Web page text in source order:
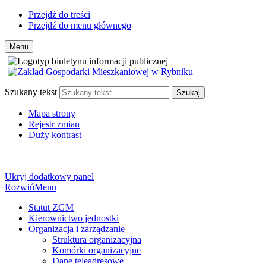
Przejdź do treści
Przejdź do menu głównego
Menu
Szukany tekst Szukaj
Mapa strony
Rejestr zmian
Duży kontrast
Ukryj dodatkowy panel
RozwińMenu
Statut ZGM
Kierownictwo jednostki
Organizacja i zarządzanie
Struktura organizacyjna
Komórki organizacyjne
Dane teleadresowe